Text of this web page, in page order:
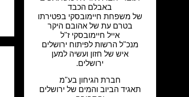
באבלם הכבד
של משפחת חיימובסקי בפטירתו
בטרם עת של אהובם היקר
אייל חיימובסקי ז"ל
מנכ"ל הרשות לפיתוח ירושלים
איש של חזון ועשיה למען
ירושלים.
חברת הגיחון בע"מ
תאגיד הביוב והמים של ירושלים